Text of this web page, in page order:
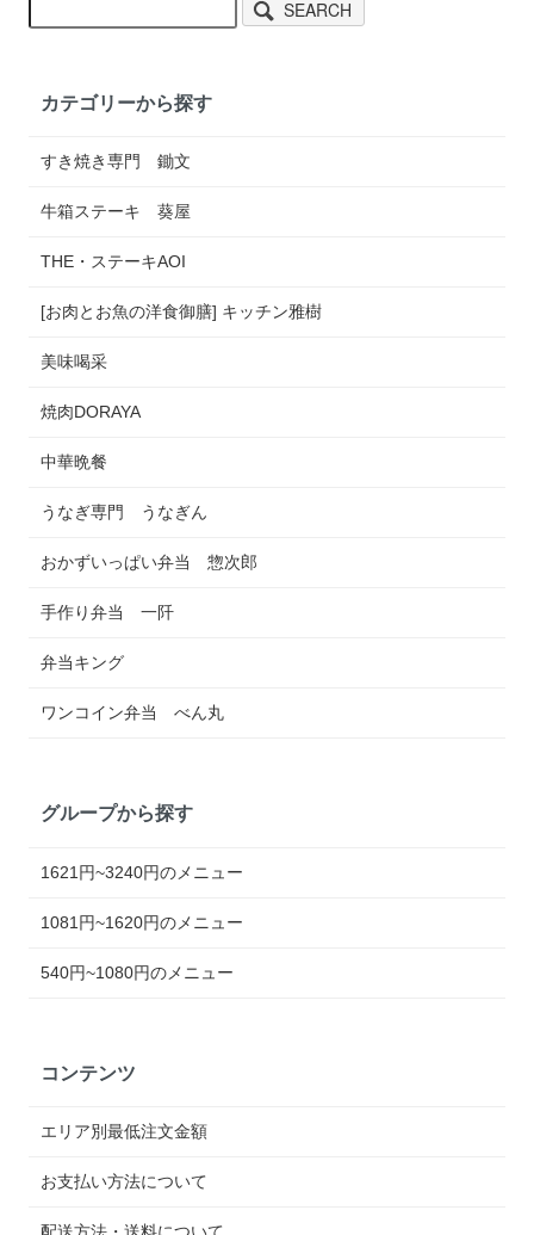
SEARCH
カテゴリーから探す
すき焼き専門 鋤文
牛箱ステーキ 葵屋
THE・ステーキAOI
[お肉とお魚の洋食御膳] キッチン雅樹
美味喝采
焼肉DORAYA
中華晩餐
うなぎ専門 うなぎん
おかずいっぱい弁当 惣次郎
手作り弁当 一阡
弁当キング
ワンコイン弁当 べん丸
グループから探す
1621円~3240円のメニュー
1081円~1620円のメニュー
540円~1080円のメニュー
コンテンツ
エリア別最低注文金額
お支払い方法について